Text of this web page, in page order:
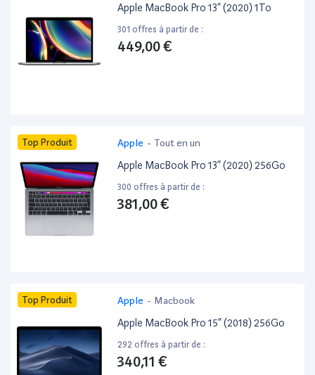
Apple MacBook Pro 13” (2020) 1To
301 offres à partir de :
449,00 €
Top Produit Apple - Tout en un
Apple MacBook Pro 13” (2020) 256Go
300 offres à partir de :
381,00 €
Top Produit Apple - Macbook
Apple MacBook Pro 15” (2018) 256Go
292 offres à partir de :
340,11 €